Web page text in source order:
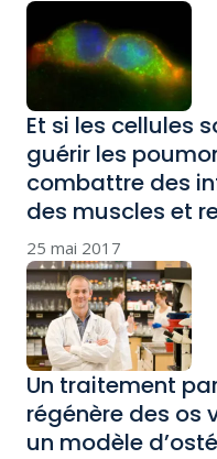
Et si les cellules
guérir les
combattre des
des muscles et
25 mai 2017
Un traitement
régénère des os
un modèle